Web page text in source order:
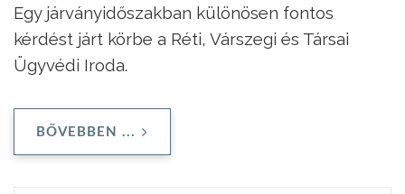
Egy járványidőszakban különösen fontos
kérdést járt körbe a Réti, Várszegi és Társai
Ügyvédi Iroda.
BŐVEBBEN ...